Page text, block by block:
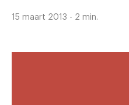
15 maart 2013 - 2 min.